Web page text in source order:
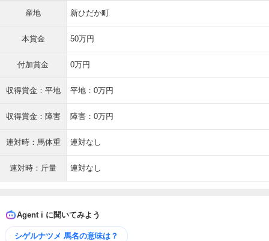
産地 新ひだか町
本賞金 50万円
付加賞金 0万円
収得賞金：平地 平地：0万円
収得賞金：障害 障害：0万円
連対時：馬体重 連対なし
連対時：斤量 連対なし
Agent i に聞いてみよう
シゲルナツメ 馬名の意味は？